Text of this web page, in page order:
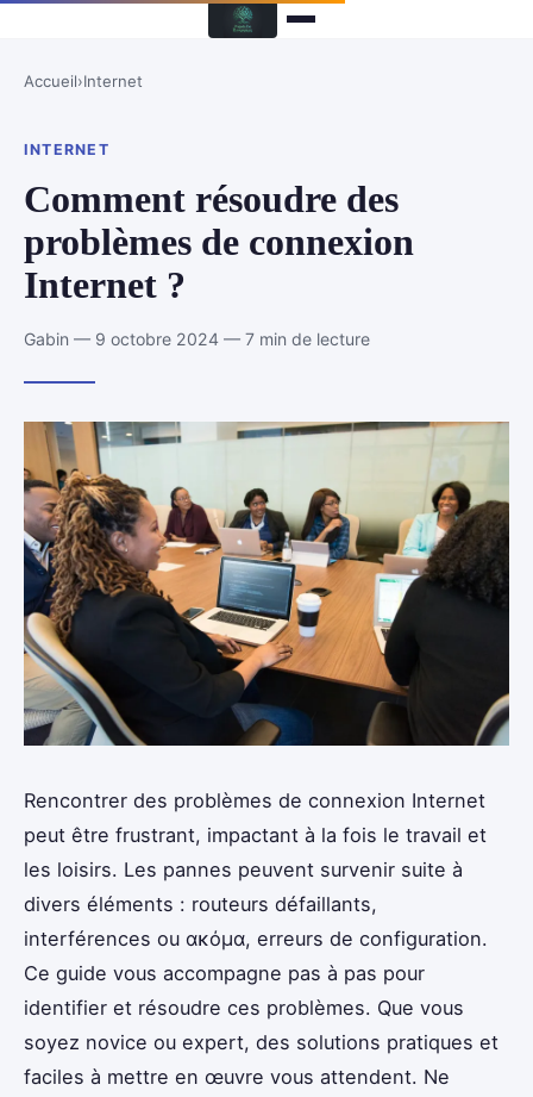
Accueil›Internet
INTERNET
Comment résoudre des
problèmes de connexion
Internet ?
Gabin — 9 octobre 2024 — 7 min de lecture
Rencontrer des problèmes de connexion Internet
peut être frustrant, impactant à la fois le travail et
les loisirs. Les pannes peuvent survenir suite à
divers éléments : routeurs défaillants,
interférences ou ακόμα, erreurs de configuration.
Ce guide vous accompagne pas à pas pour
identifier et résoudre ces problèmes. Que vous
soyez novice ou expert, des solutions pratiques et
faciles à mettre en œuvre vous attendent. Ne